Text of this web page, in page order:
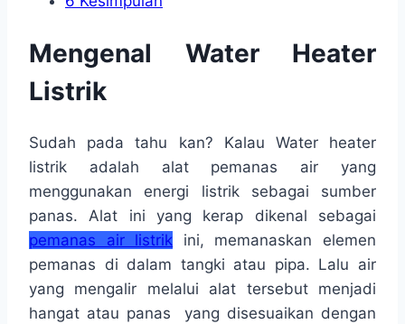
Mengenal Water Heater
Listrik
Sudah pada tahu kan? Kalau Water heater
listrik adalah alat pemanas air yang
menggunakan energi listrik sebagai sumber
panas. Alat ini yang kerap dikenal sebagai
pemanas air listrik ini, memanaskan elemen
pemanas di dalam tangki atau pipa. Lalu air
yang mengalir melalui alat tersebut menjadi
hangat atau panas yang disesuaikan dengan